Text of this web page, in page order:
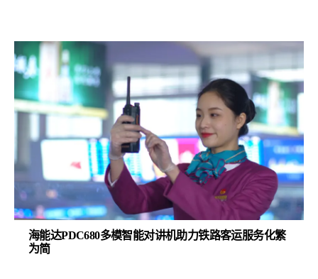
海能达PDC680多模智能对讲机助力铁路客运服务化繁
为简